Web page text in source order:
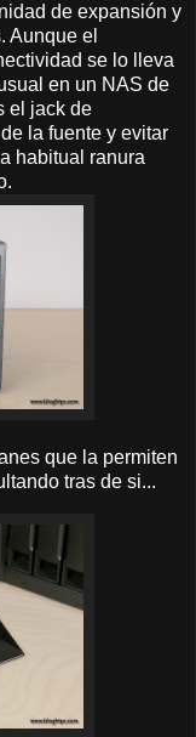
de expansión y
Aunque el
se lo lleva
en un NAS de
el jack de
la fuente y evitar
habitual ranura
que la permiten
tras de si...